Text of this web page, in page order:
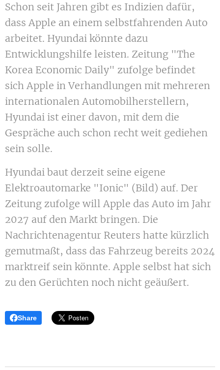
Schon seit Jahren gibt es Indizien dafür,
dass Apple an einem selbstfahrenden Auto
arbeitet. Hyundai könnte dazu
Entwicklungshilfe leisten. Zeitung "The
Korea Economic Daily" zufolge befindet
sich Apple in Verhandlungen mit mehreren
internationalen Automobilherstellern,
Hyundai ist einer davon, mit dem die
Gespräche auch schon recht weit gediehen
sein solle.
Hyundai baut derzeit seine eigene
Elektroautomarke "Ionic" (Bild) auf. Der
Zeitung zufolge will Apple das Auto im Jahr
2027 auf den Markt bringen. Die
Nachrichtenagentur Reuters hatte kürzlich
gemutmaßt, dass das Fahrzeug bereits 2024
marktreif sein könnte. Apple selbst hat sich
zu den Gerüchten noch nicht geäußert.
Share